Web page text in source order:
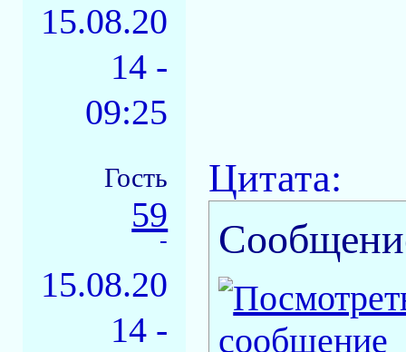
15.08.20
14 -
09:25
Гость
59
-
15.08.20
14 -
Цитата: